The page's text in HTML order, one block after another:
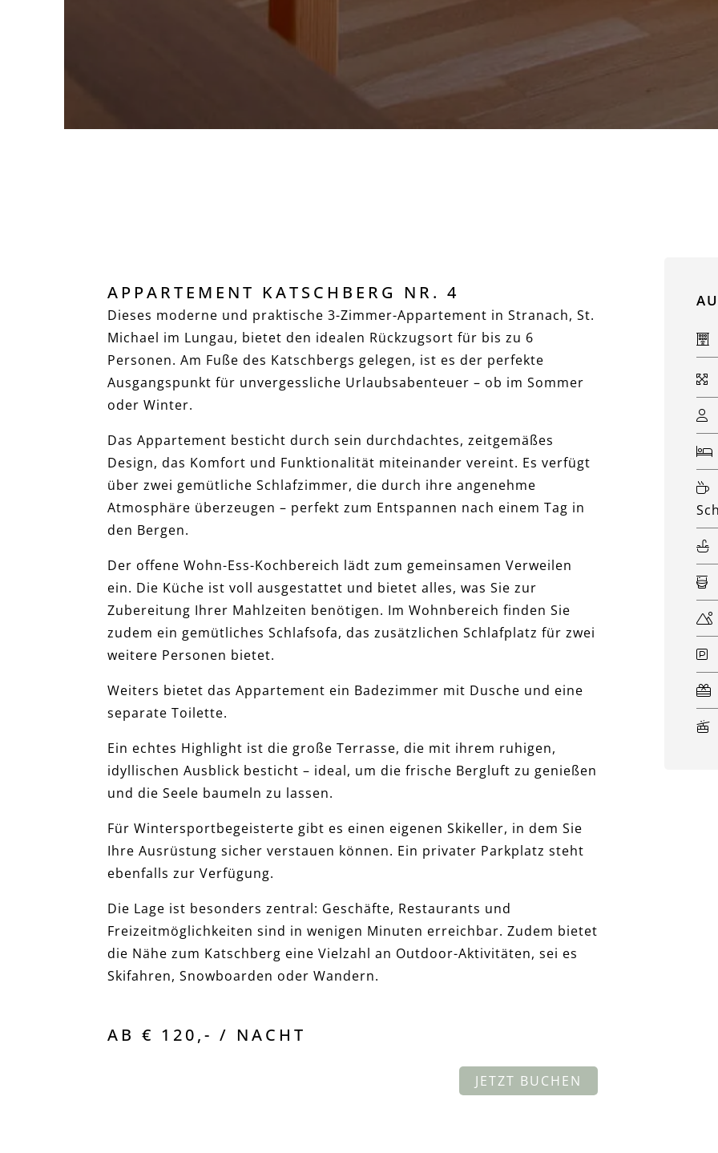
APPARTEMENT KATSCHBERG NR. 4
Dieses moderne und praktische 3-Zimmer-Appartement in Stranach, St.
Michael im Lungau, bietet den idealen Rückzugsort für bis zu 6
Personen. Am Fuße des Katschbergs gelegen, ist es der perfekte
Ausgangspunkt für unvergessliche Urlaubsabenteuer – ob im Sommer
oder Winter.
Das Appartement besticht durch sein durchdachtes, zeitgemäßes
Design, das Komfort und Funktionalität miteinander vereint. Es verfügt
über zwei gemütliche Schlafzimmer, die durch ihre angenehme
Atmosphäre überzeugen – perfekt zum Entspannen nach einem Tag in
den Bergen.
Der offene Wohn-Ess-Kochbereich lädt zum gemeinsamen Verweilen
ein. Die Küche ist voll ausgestattet und bietet alles, was Sie zur
Zubereitung Ihrer Mahlzeiten benötigen. Im Wohnbereich finden Sie
zudem ein gemütliches Schlafsofa, das zusätzlichen Schlafplatz für zwei
weitere Personen bietet.
Weiters bietet das Appartement ein Badezimmer mit Dusche und eine
separate Toilette.
Ein echtes Highlight ist die große Terrasse, die mit ihrem ruhigen,
idyllischen Ausblick besticht – ideal, um die frische Bergluft zu genießen
und die Seele baumeln zu lassen.
Für Wintersportbegeisterte gibt es einen eigenen Skikeller, in dem Sie
Ihre Ausrüstung sicher verstauen können. Ein privater Parkplatz steht
ebenfalls zur Verfügung.
Die Lage ist besonders zentral: Geschäfte, Restaurants und
Freizeitmöglichkeiten sind in wenigen Minuten erreichbar. Zudem bietet
die Nähe zum Katschberg eine Vielzahl an Outdoor-Aktivitäten, sei es
Skifahren, Snowboarden oder Wandern.
AB € 120,- / NACHT
JETZT BUCHEN